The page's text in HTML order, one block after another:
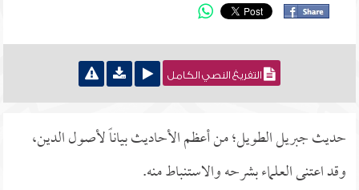
التفريغ النصي الكامل
حديث جبريل الطويل؛ من أعظم الأحاديث بياناً لأصول الدين،
وقد اعتنى العلماء بشرحه والاستنباط منه.